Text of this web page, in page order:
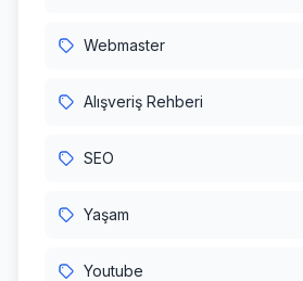
Webmaster
Alışveriş Rehberi
SEO
Yaşam
Youtube